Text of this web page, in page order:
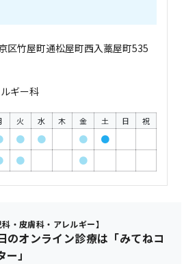
区竹屋町通松屋町西入藁屋町535
ギー科
火 水 木 金 土 日 祝
● ● ●
●
● ●
科・皮膚科・アレルギー】
のオンライン診療は「みてねコ
」